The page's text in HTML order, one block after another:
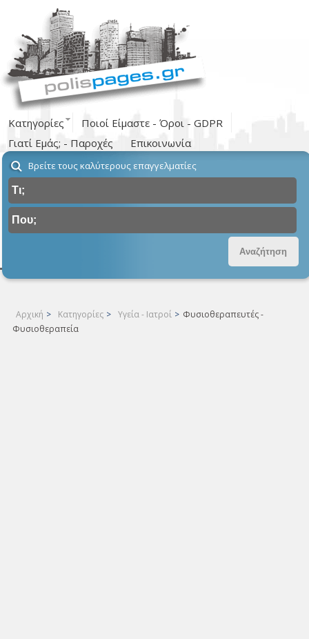
Κατηγορίες
Ποιοί Είμαστε - Όροι - GDPR
Γιατί Εμάς; - Παροχές
Επικοινωνία
Βρείτε τους καλύτερους επαγγελματίες
Αρχική > Κατηγορίες > Υγεία - Ιατροί > Φυσιοθεραπευτές -
Φυσιοθεραπεία